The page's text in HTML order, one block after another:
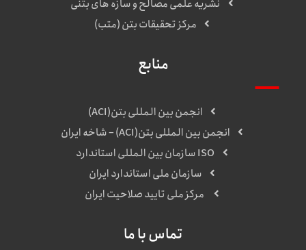
نشریه علمی مصالح و سازه های بتنی
مرکز تحقیقات بتن (متب)
منابع
انجمن بین المللی بتن(ACI)
انجمن بین المللی بتن(ACI) – شاخه ایران
ISO سازمان بین المللی استاندارد
سازمان ملی استاندارد ایران
مرکز ملی تایید صلاحیت ایران
تماس با ما